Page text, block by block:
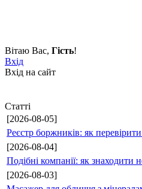
Вітаю Вас, Гість!
Вхід
Вхід на сайт
Статті
[2026-08-05]
Реєстр боржників: як
[2026-08-04]
Подібні компанії: як знаходити
[2026-08-03]